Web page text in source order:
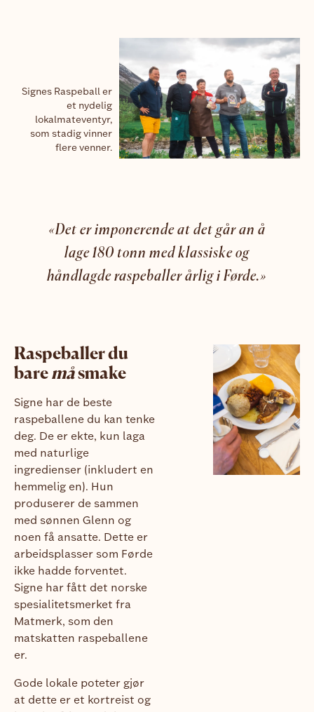
Signes Raspeball er
et nydelig
lokalmateventyr,
som stadig vinner
flere venner.
«Det er imponerende at det går an å
lage 180 tonn med klassiske og
håndlagde raspeballer årlig i Førde.»
Raspeballer du
bare måsmake
Signe har de beste
raspeballene du kan tenke
deg. De er ekte, kun laga
med naturlige
ingredienser (inkludert en
hemmelig en). Hun
produserer de sammen
med sønnen Glenn og
noen få ansatte. Dette er
arbeidsplasser som Førde
ikke hadde forventet.
Signe har fått det norske
spesialitetsmerket fra
Matmerk, som den
matskatten raspeballene
er.
Gode lokale poteter gjør
at dette er et kortreist og